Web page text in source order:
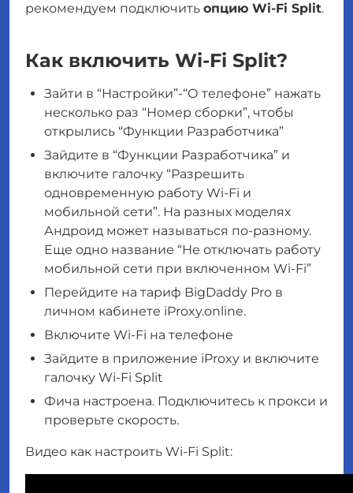
рекомендуем подключить опцию Wi-Fi Split.
Как включить Wi-Fi Split?
Зайти в “Настройки”-“О телефоне” нажать
несколько раз “Номер сборки”, чтобы
открылись “Функции Разработчика”
Зайдите в “Функции Разработчика” и
включите галочку “Разрешить
одновременную работу Wi-Fi и
мобильной сети”. На разных моделях
Андроид может называться по-разному.
Еще одно название “Не отключать работу
мобильной сети при включенном Wi-Fi”
Перейдите на тариф BigDaddy Pro в
личном кабинете iProxy.online.
Включите Wi-Fi на телефоне
Зайдите в приложение iProxy и включите
галочку Wi-Fi Split
Фича настроена. Подключитесь к прокси и
проверьте скорость.
Видео как настроить Wi-Fi Split: